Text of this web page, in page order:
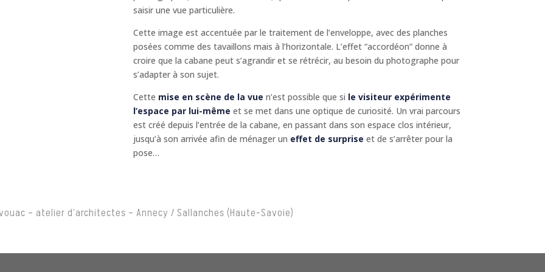
saisir une vue particulière.
Cette image est accentuée par le traitement de l’enveloppe, avec des planches
posées comme des tavaillons mais à l’horizontale. L’effet “accordéon” donne à
croire que la cabane peut s’agrandir et se rétrécir, au besoin du photographe pour
s’adapter à son sujet.
Cette mise en scène de la vue n’est possible que si le visiteur expérimente
l’espace par lui-même et se met dans une optique de curiosité. Un vrai parcours
est créé depuis l’entrée de la cabane, en passant dans son espace clos intérieur,
jusqu’à son arrivée afin de ménager un effet de surprise et de s’arrêter pour la
pose…
– atelier d’architectes – Annecy / Sallanches (Haute-Savoie)